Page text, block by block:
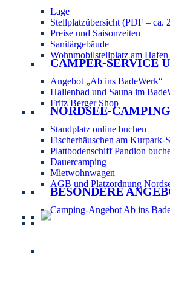
Lage
Stellplatzübersicht (PDF – ca.
Preise und Saisonzeiten
Sanitärgebäude
Wohnmobilstellplatz am Hafen
CAMPER-SERVICE
Angebot „Ab ins BadeWerk“
Hallenbad und Sauna im
Fritz Berger Shop
NORDSEE-
Standplatz online buchen
Fischerhäuschen am Kurpark-
Plattbodenschiff Pandion
Dauercamping
Mietwohnwagen
AGB und Platzordnung
BESONDERE
Camping-Angebot Ab ins